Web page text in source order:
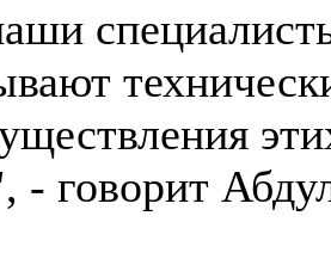
- говорит